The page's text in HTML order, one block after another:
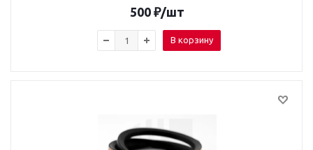
500₽/шт
В корзину